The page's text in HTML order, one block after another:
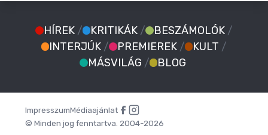
HÍREK / KRITIKÁK / BESZÁMOLÓK /
INTERJÚK / PREMIEREK / KULT /
MÁSVILÁG / BLOG
ImpresszumMédiaajánlat
© Minden jog fenntartva. 2004-2026